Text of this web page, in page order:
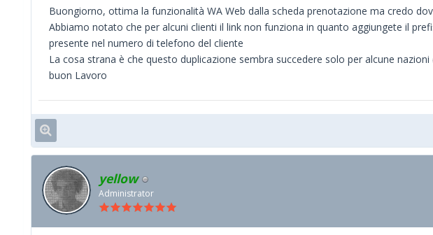
Buongiorno, ottima la funzionalità WA Web dalla scheda prenotazione ma credo
Abbiamo notato che per alcuni clienti il link non funziona in quanto aggiungete il
presente nel numero di telefono del cliente
La cosa strana è che questo duplicazione sembra succedere solo per alcune
buon Lavoro
yellow
Administrator